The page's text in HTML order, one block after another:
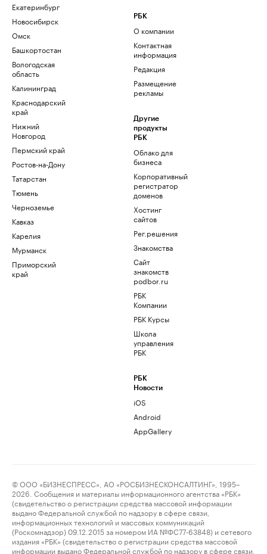
Екатеринбург
Новосибирск
Омск
Башкортостан
Вологодская
область
Калининград
Краснодарский
край
Нижний
Новгород
Пермский край
Ростов-на-Дону
Татарстан
Тюмень
Черноземье
Кавказ
Карелия
Мурманск
Приморский
край
РБК
О компании
Контактная
информация
Редакция
Размещение
рекламы
Другие
продукты
РБК
Облако для
бизнеса
Корпоративный
регистратор
доменов
Хостинг
сайтов
Рег.решения
Знакомства
Сайт
знакомств
podbor.ru
РБК
Компании
РБК Курсы
Школа
управления
РБК
РБК
Новости
iOS
Android
AppGallery
© ООО «БИЗНЕСПРЕСС», АО «РОСБИЗНЕСКОНСАЛТИНГ», 1995–
2026. Сообщения и материалы информационного агентства «РБК»
(свидетельство о регистрации средства массовой информации
выдано Федеральной службой по надзору в сфере связи,
информационных технологий и массовых коммуникаций
(Роскомнадзор) 09.12.2015 за номером ИА №ФС77-63848) и сетевого
издания «РБК» (свидетельство о регистрации средства массовой
информации выдано Федеральной службой по надзору в сфере связи,